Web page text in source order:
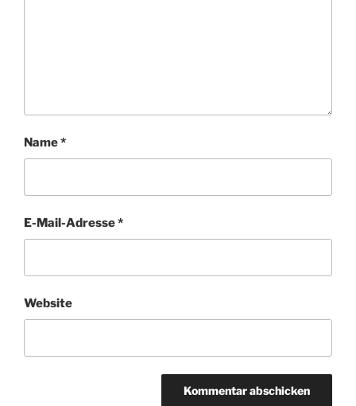
Name*
E-Mail-Adresse*
Website